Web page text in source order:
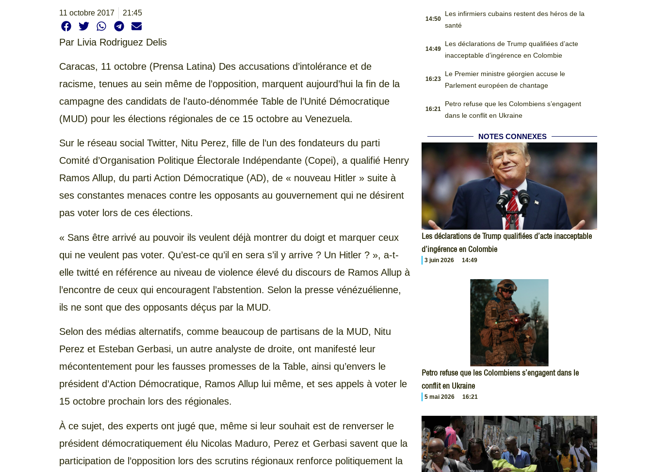
11 octobre 2017 21:45
Par Livia Rodriguez Delis
Caracas, 11 octobre (Prensa Latina) Des accusations d’intolérance et de
racisme, tenues au sein même de l’opposition, marquent aujourd’hui la fin de la
campagne des candidats de l’auto-dénommée Table de l’Unité Démocratique
(MUD) pour les élections régionales de ce 15 octobre au Venezuela.
Sur le réseau social Twitter, Nitu Perez, fille de l’un des fondateurs du parti
Comité d’Organisation Politique Électorale Indépendante (Copei), a qualifié Henry
Ramos Allup, du parti Action Démocratique (AD), de « nouveau Hitler » suite à
ses constantes menaces contre les opposants au gouvernement qui ne désirent
pas voter lors de ces élections.
« Sans être arrivé au pouvoir ils veulent déjà montrer du doigt et marquer ceux
qui ne veulent pas voter. Qu’est-ce qu’il en sera s’il y arrive ? Un Hitler ? », a-t-
elle twitté en référence au niveau de violence élevé du discours de Ramos Allup à
l’encontre de ceux qui encouragent l’abstention. Selon la presse vénézuélienne,
ils ne sont que des opposants déçus par la MUD.
Selon des médias alternatifs, comme beaucoup de partisans de la MUD, Nitu
Perez et Esteban Gerbasi, un autre analyste de droite, ont manifesté leur
mécontentement pour les fausses promesses de la Table, ainsi qu’envers le
président d’Action Démocratique, Ramos Allup lui même, et ses appels à voter le
15 octobre prochain lors des régionales.
À ce sujet, des experts ont jugé que, même si leur souhait est de renverser le
président démocratiquement élu Nicolas Maduro, Perez et Gerbasi savent que la
participation de l’opposition lors des scrutins régionaux renforce politiquement la
14:50
Les infirmiers cubains restent des héros de la
santé
14:49
Les déclarations de Trump qualifiées d’acte
inacceptable d’ingérence en Colombie
16:23
Le Premier ministre géorgien accuse le
Parlement européen de chantage
16:21
Petro refuse que les Colombiens s’engagent
dans le conflit en Ukraine
NOTES CONNEXES
Les déclarations de Trump qualifiées d’acte inacceptable
d’ingérence en Colombie
3 juin 2026 14:49
Petro refuse que les Colombiens s’engagent dans le
conflit en Ukraine
5 mai 2026 16:21